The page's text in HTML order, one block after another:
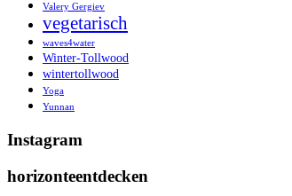
Valery Gergiev
vegetarisch
waves4water
Winter-Tollwood
wintertollwood
Yoga
Yunnan
Instagram
horizonteentdecken